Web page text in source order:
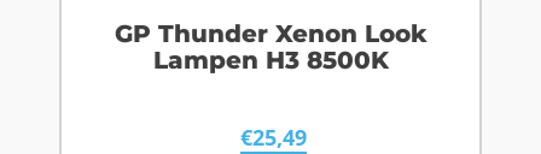
GP Thunder Xenon Look
Lampen H3 8500K
€25,49